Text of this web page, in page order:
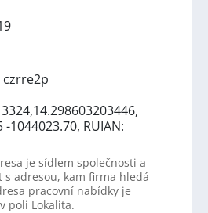
czrre2p
-1044023.70, RUIAN:
je sídlem společnosti a
s adresou, kam firma hledá
pracovní nabídky je
poli Lokalita.